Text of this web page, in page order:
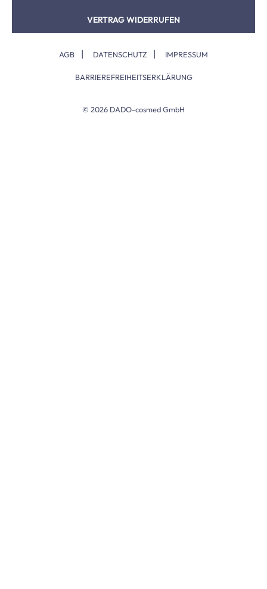
VERTRAG WIDERRUFEN
AGB | DATENSCHUTZ | IMPRESSUM
BARRIEREFREIHEITSERKLÄRUNG
© 2026 DADO-cosmed GmbH